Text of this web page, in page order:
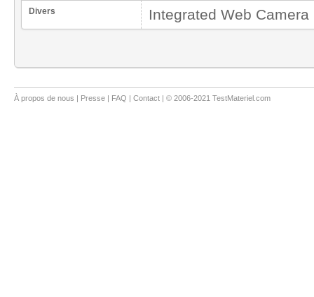
Divers Integrated Web Camera
À propos de nous | Presse | FAQ | Contact | © 2006-2021 TestMateriel.com